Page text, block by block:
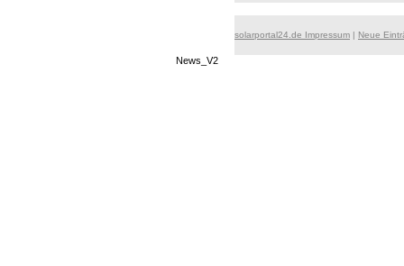
solarportal24.de Impressum | Neue
News_V2